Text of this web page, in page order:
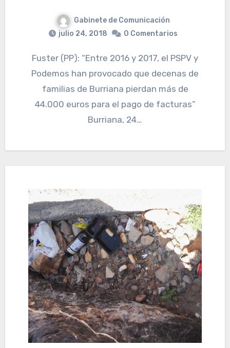
Gabinete de Comunicación
julio 24, 2018
0 Comentarios
Fuster (PP): “Entre 2016 y 2017, el PSPV y
Podemos han provocado que decenas de
familias de Burriana pierdan más de
44.000 euros para el pago de facturas”
Burriana, 24…